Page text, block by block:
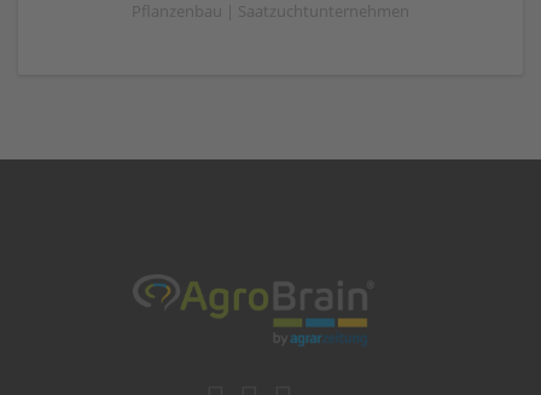
Pflanzenbau | Saatzuchtunternehmen